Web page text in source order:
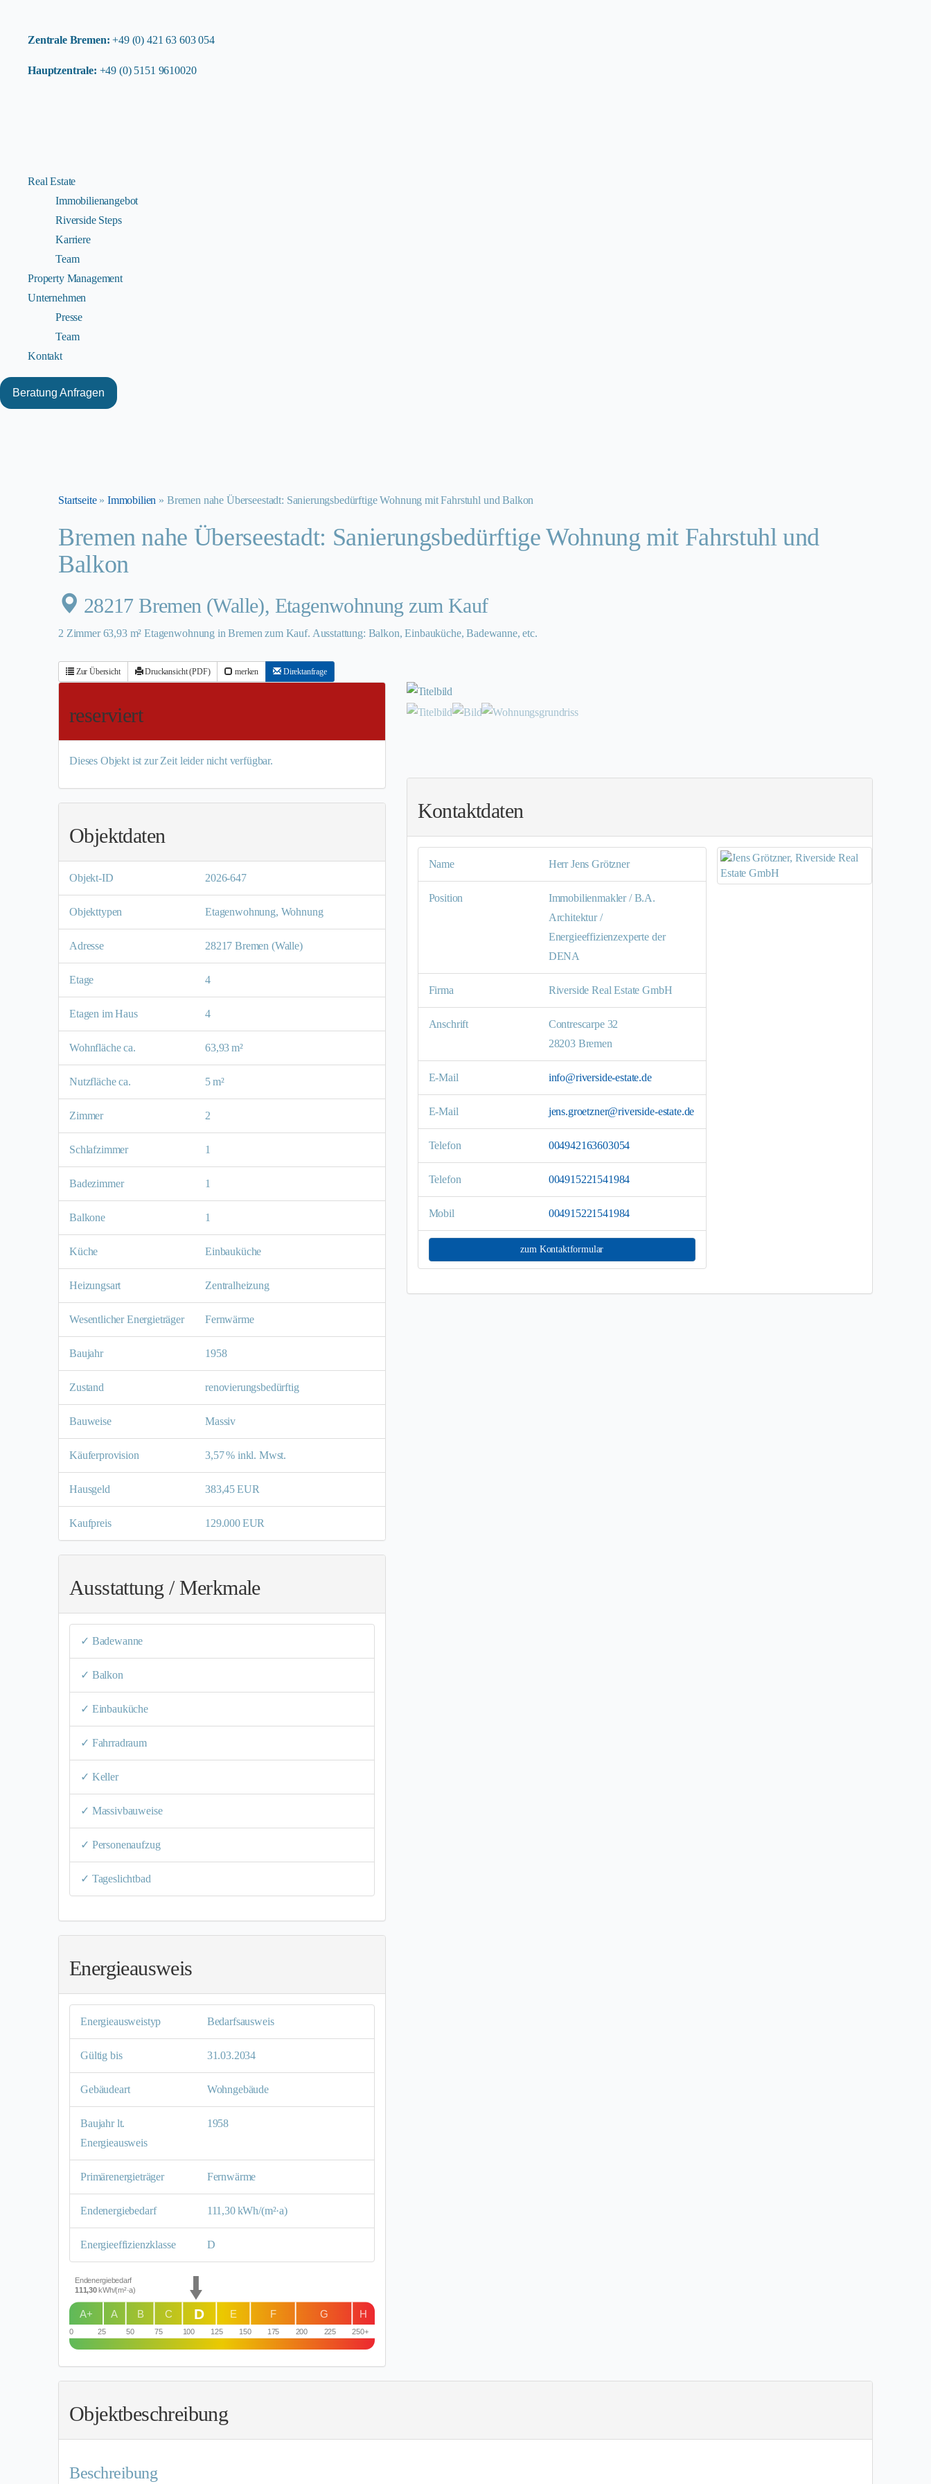
Zentrale Bremen: +49 (0) 421 63 603 054
Hauptzentrale: +49 (0) 5151 9610020
Real Estate
Immobilienangebot
Riverside Steps
Karriere
Team
Property Management
Unternehmen
Presse
Team
Kontakt
Beratung Anfragen
Startseite» Immobilien » Bremen nahe Überseestadt: Sanierungsbedürftige Wohnung mit Fahrstuhl und Balkon
Bremen nahe Überseestadt: Sanierungsbedürftige Wohnung mit Fahrstuhl und
Balkon
28217 Bremen (Walle), Etagenwohnung zum Kauf
2 Zimmer 63,93 m² Etagenwohnung in Bremen zum Kauf. Ausstattung: Balkon, Einbauküche, Badewanne, etc.
Zur Übersicht Druckansicht (PDF) merken Direktanfrage
Kontaktdaten
Name Herr Jens Grötzner
Position
Immobilienmakler / B.A.
Architektur /
Energieeffizienzexperte der
DENA
Firma Riverside Real Estate GmbH
Anschrift
Contrescarpe 32
28203 Bremen
E-Mail info@riverside-estate.de
E-Mail jens.groetzner@riverside-estate.de
Telefon 004942163603054
Telefon 004915221541984
Mobil 004915221541984
zum Kontaktformular
reserviert
Dieses Objekt ist zur Zeit leider nicht verfügbar.
Objektdaten
Objekt-ID 2026-647
Objekttypen Etagenwohnung, Wohnung
Adresse 28217 Bremen (Walle)
Etage 4
Etagen im Haus 4
Wohnfläche ca. 63,93 m²
Nutzfläche ca. 5 m²
Zimmer 2
Schlafzimmer 1
Badezimmer 1
Balkone 1
Küche Einbauküche
Heizungsart Zentralheizung
Wesentlicher Energieträger Fernwärme
Baujahr 1958
Zustand renovierungsbedürftig
Bauweise Massiv
Käufer­provision 3,57 % inkl. Mwst.
Hausgeld 383,45 EUR
Kaufpreis 129.000 EUR
Ausstattung / Merkmale
✓ Badewanne
✓ Balkon
✓ Einbauküche
✓ Fahrradraum
✓ Keller
✓ Massivbauweise
✓ Personenaufzug
✓ Tageslichtbad
Energieausweis
Energieausweistyp Bedarfs­ausweis
Gültig bis 31.03.2034
Gebäudeart Wohngebäude
Baujahr lt.
Energieausweis
1958
Primärenergieträger Fernwärme
Endenergie­bedarf 111,30 kWh/(m²·a)
Energie­effizienz­klasse D
0 25 50 75 100 125 150 175 200 225 250+
H
G
F
E
C
B
A
A+ D
Endenergiebedarf
111,30kWh/(m²·a)
Objekt­beschreibung
Beschreibung